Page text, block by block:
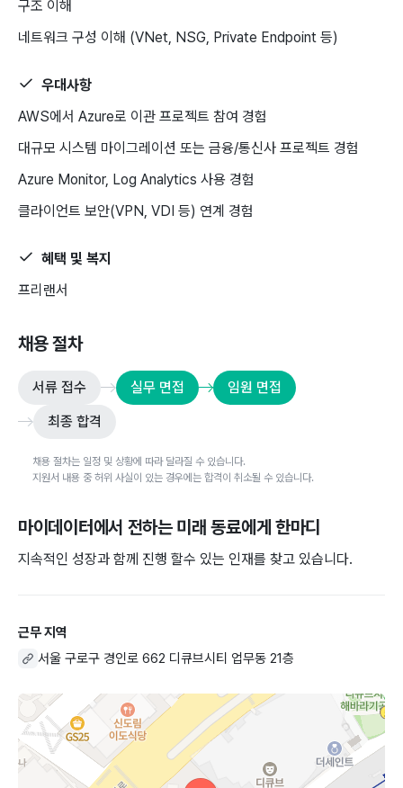
구조 이해
네트워크 구성 이해 (VNet, NSG, Private Endpoint 등)
우대사항
AWS에서 Azure로 이관 프로젝트 참여 경험
대규모 시스템 마이그레이션 또는 금융/통신사 프로젝트 경험
Azure Monitor, Log Analytics 사용 경험
클라이언트 보안(VPN, VDI 등) 연계 경험
혜택 및 복지
프리랜서
채용 절차
서류 접수 실무 면접
임원 면접
최종 합격
채용 절차는 일정 및 상황에 따라 달라질 수 있습니다.
지원서 내용 중 허위 사실이 있는 경우에는 합격이 취소될 수 있습니다.
마이데이터에서 전하는 미래 동료에게 한마디
지속적인 성장과 함께 진행 할수 있는 인재를 찾고 있습니다.
근무 지역
서울 구로구 경인로 662 디큐브시티 업무동 21층